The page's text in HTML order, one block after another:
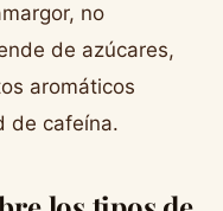
no
de azúcares,
aromáticos
de cafeína.